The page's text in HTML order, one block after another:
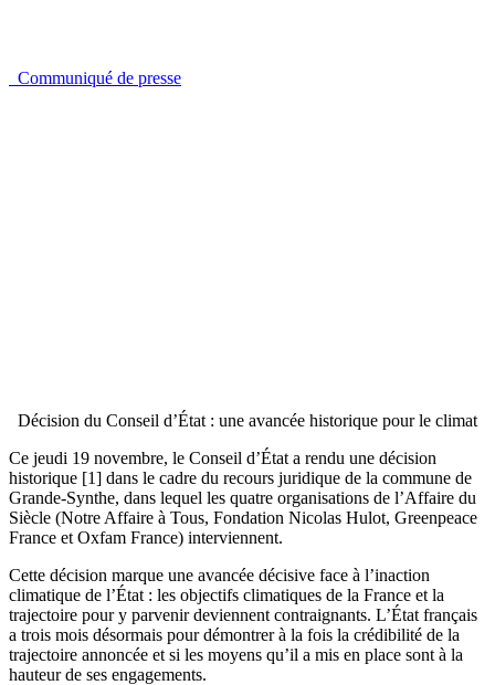
Communiqué de presse
Décision du Conseil d’État : une avancée historique pour le climat
Ce jeudi 19 novembre, le Conseil d’État a rendu une décision
historique [1] dans le cadre du recours juridique de la commune de
Grande-Synthe, dans lequel les quatre organisations de l’Affaire du
Siècle (Notre Affaire à Tous, Fondation Nicolas Hulot, Greenpeace
France et Oxfam France) interviennent.
Cette décision marque une avancée décisive face à l’inaction
climatique de l’État : les objectifs climatiques de la France et la
trajectoire pour y parvenir deviennent contraignants. L’État français
a trois mois désormais pour démontrer à la fois la crédibilité de la
trajectoire annoncée et si les moyens qu’il a mis en place sont à la
hauteur de ses engagements.